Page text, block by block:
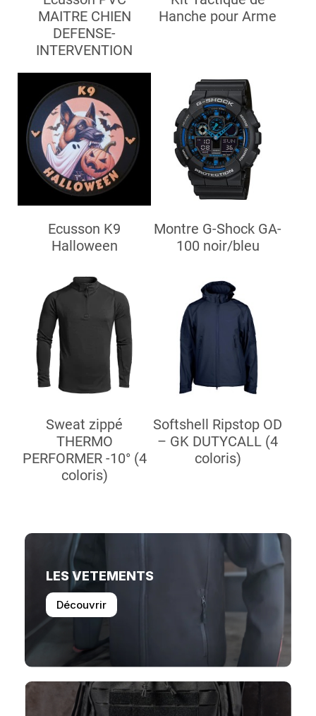
MAITRE CHIEN
DEFENSE-
INTERVENTION
Hanche pour Arme
Ecusson K9
Halloween
Montre G-Shock GA-
100 noir/bleu
Sweat zippé
THERMO
PERFORMER -10° (4
coloris)
Softshell Ripstop OD
– GK DUTYCALL (4
coloris)
LES VETEMENTS
Découvrir